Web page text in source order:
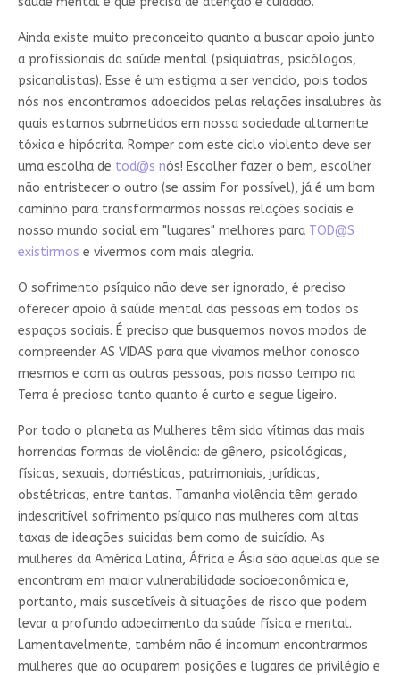
Ainda existe muito preconceito quanto a buscar apoio junto
a profissionais da saúde mental (psiquiatras, psicólogos,
psicanalistas). Esse é um estigma a ser vencido, pois todos
nós nos encontramos adoecidos pelas relações insalubres às
quais estamos submetidos em nossa sociedade altamente
tóxica e hipócrita. Romper com este ciclo violento deve ser
uma escolha de tod@s nós! Escolher fazer o bem, escolher
não entristecer o outro (se assim for possível), já é um bom
caminho para transformarmos nossas relações sociais e
nosso mundo social em "lugares" melhores para TOD@S
existirmos e vivermos com mais alegria.
O sofrimento psíquico não deve ser ignorado, é preciso
oferecer apoio à saúde mental das pessoas em todos os
espaços sociais. É preciso que busquemos novos modos de
compreender AS VIDAS para que vivamos melhor conosco
mesmos e com as outras pessoas, pois nosso tempo na
Terra é precioso tanto quanto é curto e segue ligeiro.
Por todo o planeta as Mulheres têm sido vítimas das mais
horrendas formas de violência: de gênero, psicológicas,
físicas, sexuais, domésticas, patrimoniais, jurídicas,
obstétricas, entre tantas. Tamanha violência têm gerado
indescritível sofrimento psíquico nas mulheres com altas
taxas de ideações suicidas bem como de suicídio. As
mulheres da América Latina, África e Ásia são aquelas que se
encontram em maior vulnerabilidade socioeconômica e,
portanto, mais suscetíveis à situações de risco que podem
levar a profundo adoecimento da saúde física e mental.
Lamentavelmente, também não é incomum encontrarmos
mulheres que ao ocuparem posições e lugares de privilégio e